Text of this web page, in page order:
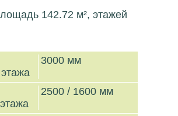
142.72 м², этажей
3000 мм
2500 / 1600 мм